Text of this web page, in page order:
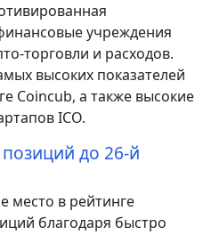
учреждения
торговли и расходов.
высоких показателей
Coincub, а также высокие
ICO.
до 26-й
место в рейтинге
благодаря быстро